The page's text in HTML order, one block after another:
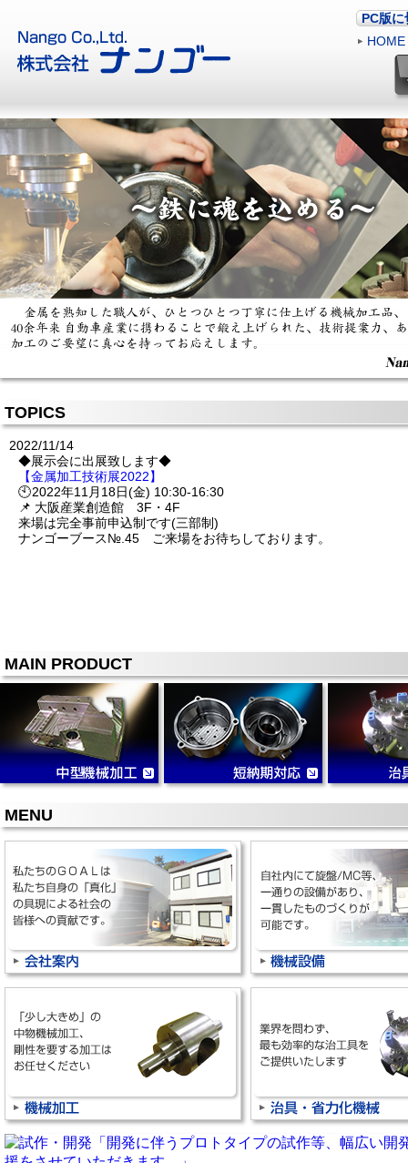
PC版に
HOME
TOPICS
2022/11/14
◆展示会に出展致します◆
【金属加工技術展2022】
🕙2022年11月18日(金) 10:30-16:30
📌 大阪産業創造館 3F・4F
来場は完全事前申込制です(三部制)
ナンゴーブース№.45 ご来場をお待ちしております。
MAIN PRODUCT
MENU